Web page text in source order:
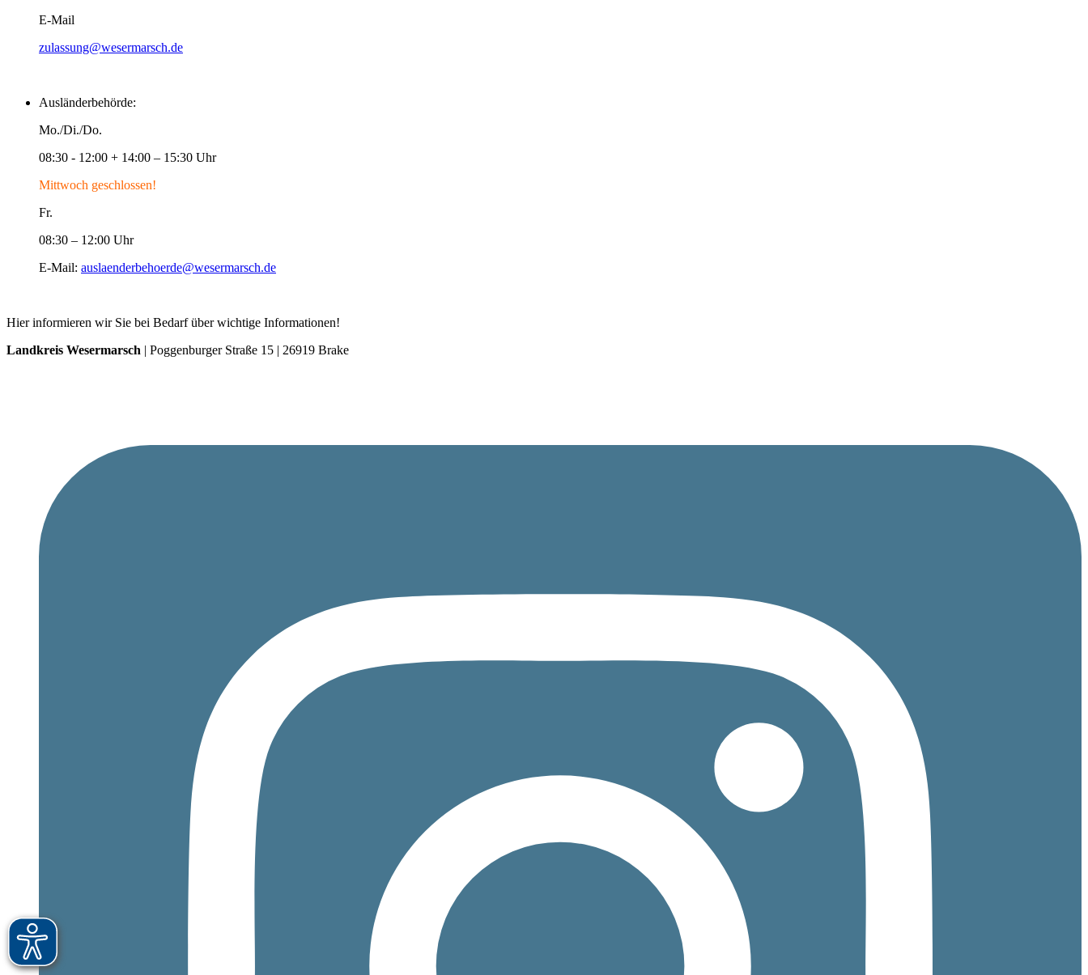
E-Mail
zulassung@wesermarsch.de
Ausländerbehörde:
Mo./Di./Do.
08:30 - 12:00 + 14:00 – 15:30 Uhr
Mittwoch geschlossen!
Fr.
08:30 – 12:00 Uhr
E-Mail: auslaenderbehoerde@wesermarsch.de
Hier informieren wir Sie bei Bedarf über wichtige Informationen!
Landkreis Wesermarsch | Poggenburger Straße 15 | 26919 Brake